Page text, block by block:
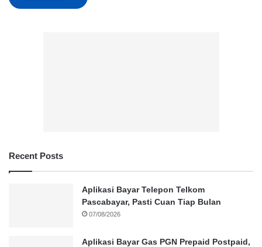
Recent Posts
Aplikasi Bayar Telepon Telkom
Pascabayar, Pasti Cuan Tiap Bulan
07/08/2026
Aplikasi Bayar Gas PGN Prepaid Postpaid,